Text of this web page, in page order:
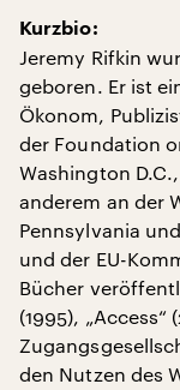
Kurzbio:
Jeremy Rifkin
geboren. Er ist
Ökonom,
der Foundation
Washington
anderem an der
Pennsylvania
und der EU-
Bücher
(1995),
den Nutzen des